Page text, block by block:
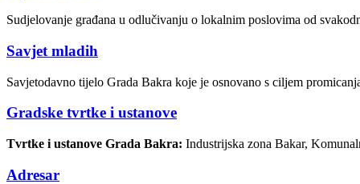
Sudjelovanje građana u odlučivanju o lokalnim poslovima od
Savjet mladih
Savjetodavno tijelo Grada Bakra koje je osnovano s ciljem
Gradske tvrtke i ustanove
Tvrtke i ustanove Grada Bakra: Industrijska zona Bakar,
Adresar